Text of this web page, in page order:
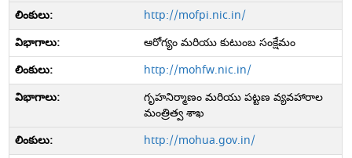
http://mofpi.nic.in/
ఆరోగ్యం మరియు కుటుంబ సంక్షేమం
http://mohfw.nic.in/
గృహనిర్మాణం మరియు పట్టణ వ్యవహారాల
మంత్రిత్వ శాఖ
http://mohua.gov.in/